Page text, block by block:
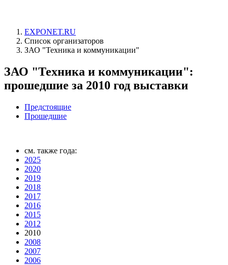
EXPONET.RU
Список организаторов
ЗАО "Техника и коммуникации"
ЗАО "Техника и коммуникации":
прошедшие за 2010 год выставки
Предстоящие
Прошедшие
см. также года:
2025
2020
2019
2018
2017
2016
2015
2012
2010
2008
2007
2006